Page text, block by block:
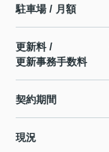
駐車場 / 月額
更新料 /
更新事務手数料
契約期間
現況